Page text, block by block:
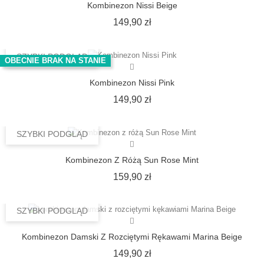
Kombinezon Nissi Beige
149,90 złCena
SZYBKI PODGLĄD
OBECNIE BRAK NA STANIE
Kombinezon Nissi Pink
149,90 złCena
SZYBKI PODGLĄD
Kombinezon Z Różą Sun Rose Mint
159,90 złCena
SZYBKI PODGLĄD
Kombinezon Damski Z Rozciętymi Rękawami Marina Beige
149,90 złCena